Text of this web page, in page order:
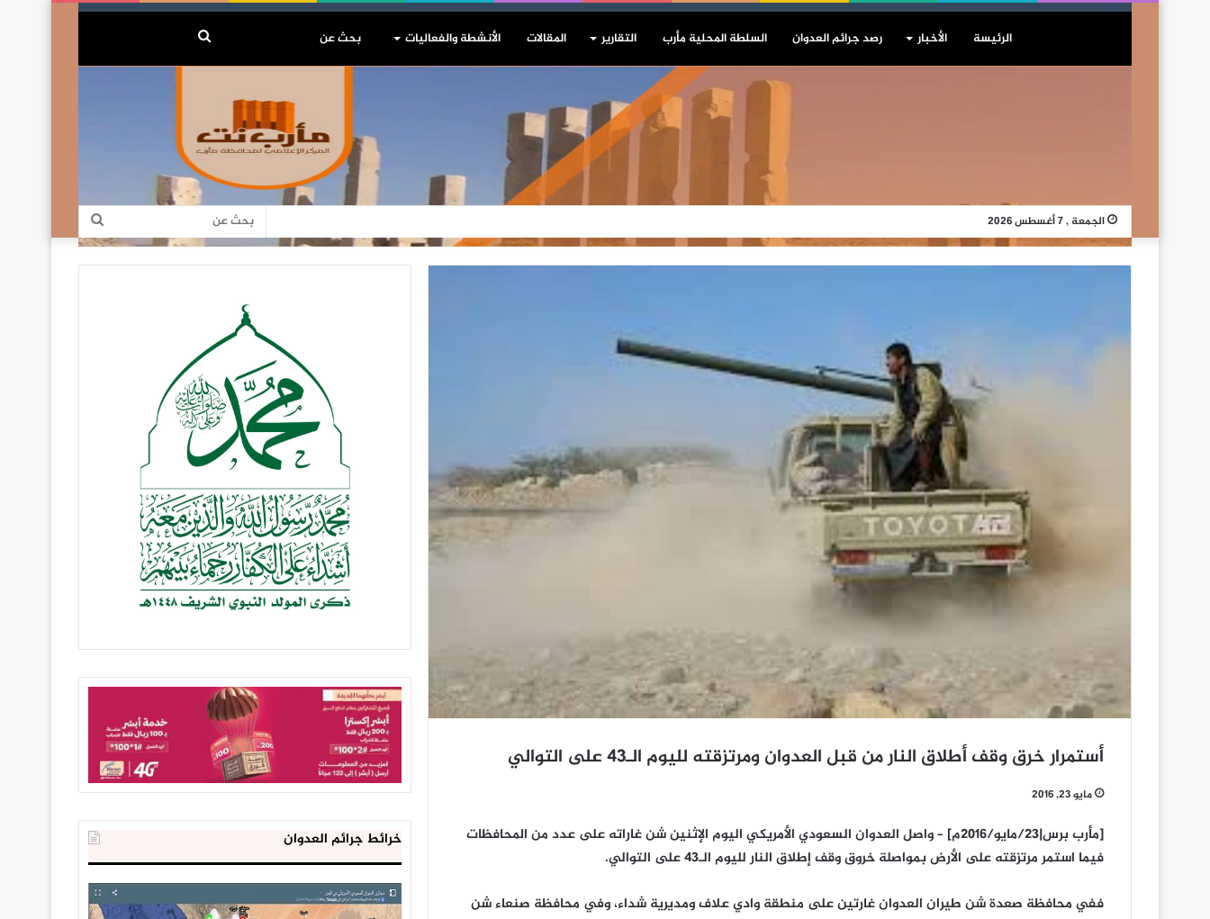
الرئيسة الأخبار رصد جرائم العدوان السلطة المحلية مأرب التقارير المقالات الأنشطة والفعاليات بحث
الجمعة , 7 أغسطس 2026
بحث
عن
أستمرار خرق وقف أطلاق النار من قبل العدوان ومرتزقته لليوم الـ43 على التوالي
مايو 23, 2016
[مأرب برس|23/مايو/2016م] – واصل العدوان السعودي الأمريكي اليوم الإثنين شن غاراته على عدد من المحافظات
فيما استمر مرتزقته على الأرض بمواصلة خروق وقف إطلاق النار لليوم الـ43 على التوالي.
ففي محافظة صعدة شن طيران العدوان غارتين على منطقة وادي علاف ومديرية شداء، وفي محافظة صنعاء شن
خرائط جرائم العدوان